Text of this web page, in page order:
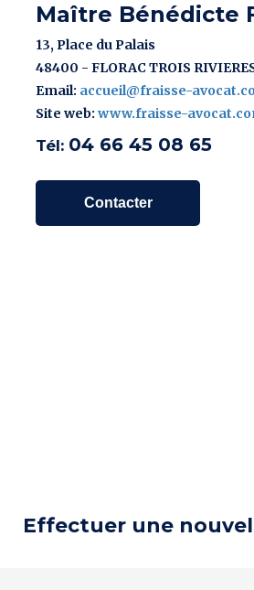
Maître Bénédicte
13, Place du Palais
48400 - FLORAC TROIS
Email: accueil@fraisse-
Site web: www.fraisse-
Tél: 04 66 45 08 65
Contacter
Effectuer une